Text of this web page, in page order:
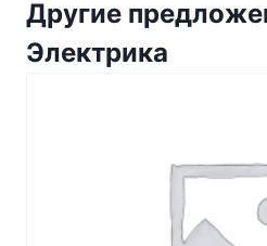
Другие
Электрика